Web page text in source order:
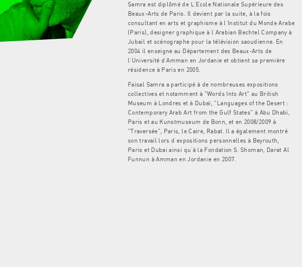
Samra est diplômé de L’Ecole Nationale Supérieure des
Beaux-Arts de Paris. Il devient par la suite, à la fois
consultant en arts et graphisme à l’Institut du Monde Arabe
(Paris), designer graphique à l’Arabian Bechtel Company à
Jubail et scénographe pour la télévision saoudienne. En
2004 il enseigne au Département des Beaux-Arts de
l’Université d’Amman en Jordanie et obtient sa première
résidence à Paris en 2005.
Faisal Samra a participé à de nombreuses expositions
collectives et notamment à "Words Into Art" au British
Museum à Londres et à Dubaï, "Languages of the Desert :
Contemporary Arab Art from the Gulf States" à Abu Dhabi,
Paris et au Kunstmuseum de Bonn, et en 2008/2009 à
"Traversée", Paris, le Caire, Rabat. Il a également montré
son travail lors d’expositions personnelles à Beyrouth,
Paris et Dubai ainsi qu’à la Fondation S. Shoman, Darat Al
Funnun à Amman en Jordanie en 2007.